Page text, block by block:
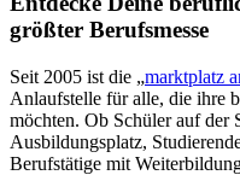
größter Berufsmesse
Seit 2005 ist die „marktplatz
Anlaufstelle für alle, die ihre
möchten. Ob Schüler auf der
Ausbildungsplatz,
Berufstätige mit